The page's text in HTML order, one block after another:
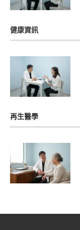
健康資訊
再生醫學